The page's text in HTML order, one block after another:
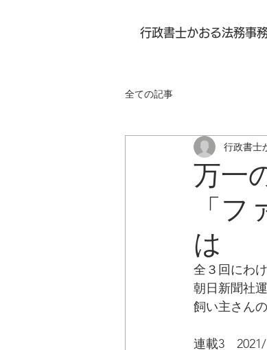
行政書士かおる法務事
全ての記事
万一
「
は
行政書士
全３回にわ
朝日新聞社
飼い主さん
連載3　